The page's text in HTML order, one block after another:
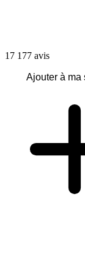
17 177 avis
Ajouter à ma